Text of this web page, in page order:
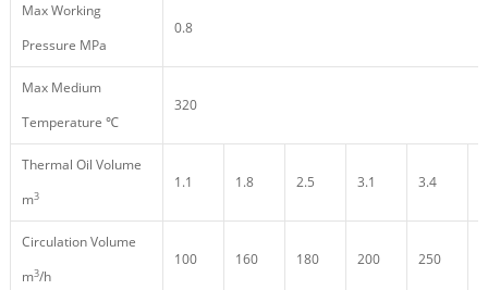
Max Working
Pressure MPa
0.8
Max Medium
Temperature ℃
320
Thermal Oil Volume
m3
1.1 1.8 2.5 3.1 3.4
Circulation Volume
m3/h
100 160 180 200 250